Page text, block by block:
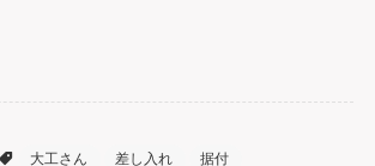
大工さん 差し入れ 据付